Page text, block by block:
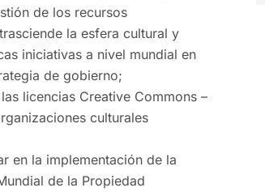
de los recursos
la esfera cultural y
iniciativas a nivel mundial en
de gobierno;
licencias Creative Commons –
culturales
en la implementación de la
de la Propiedad